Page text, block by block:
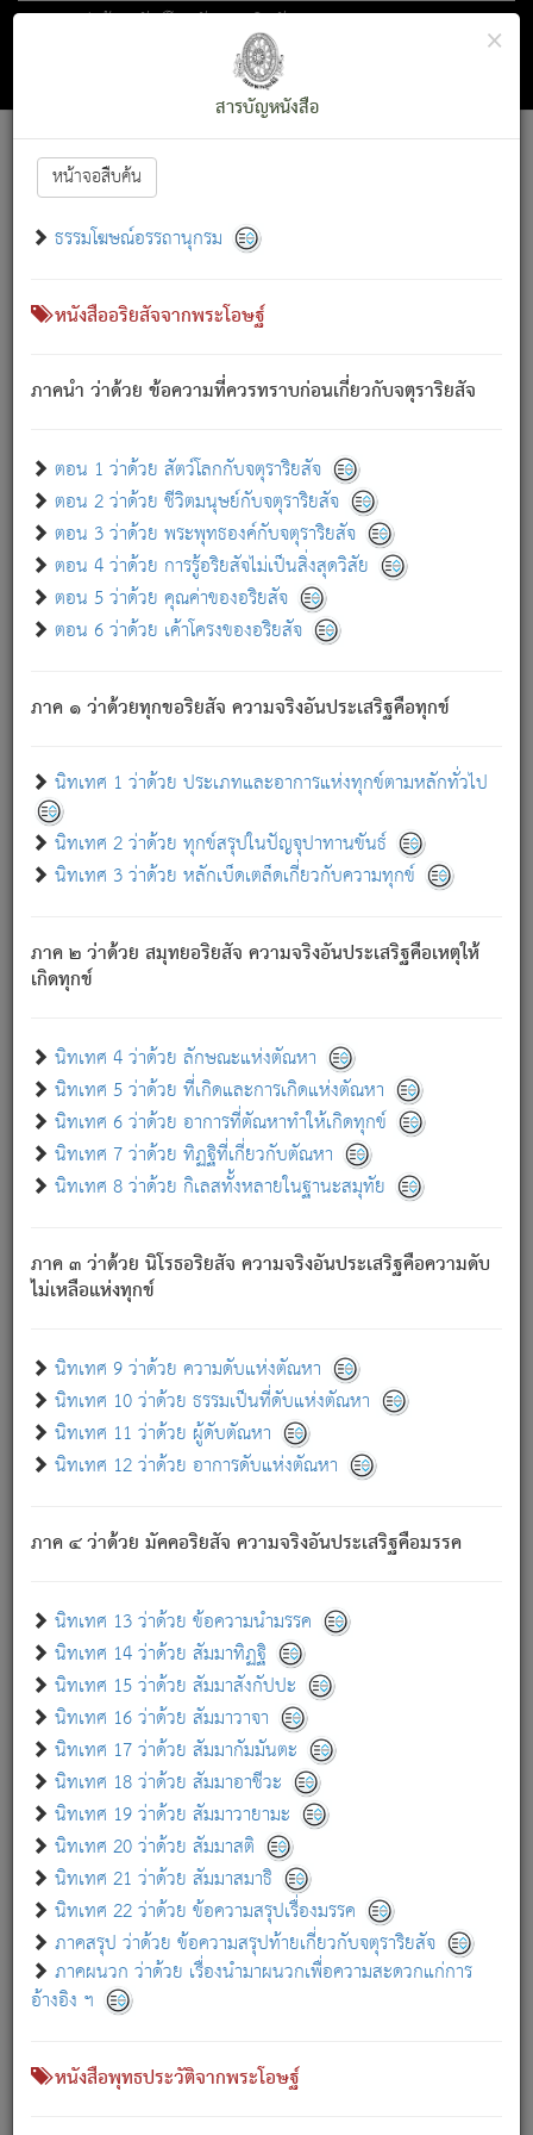
ตอน 1 ว่าด้วย สัตว์โลกกับจตุราริยสัจ
สารบัญ×
สารบัญหนังสือ
หน้าจอสืบค้น
ธรรมโฆษณ์อรรถานุกรม
หนังสืออริยสัจจากพระโอษฐ์
ภาคนำ ว่าด้วย ข้อความที่ควรทราบก่อนเกี่ยวกับจตุราริยสัจ
ตอน 1 ว่าด้วย สัตว์โลกกับจตุราริยสัจ
ตอน 2 ว่าด้วย ชีวิตมนุษย์กับจตุราริยสัจ
ตอน 3 ว่าด้วย พระพุทธองค์กับจตุราริยสัจ
ตอน 4 ว่าด้วย การรู้อริยสัจไม่เป็นสิ่งสุดวิสัย
ตอน 5 ว่าด้วย คุณค่าของอริยสัจ
ตอน 6 ว่าด้วย เค้าโครงของอริยสัจ
ภาค ๑ ว่าด้วยทุกขอริยสัจ ความจริงอันประเสริฐคือทุกข์
นิทเทศ 1 ว่าด้วย ประเภทและอาการแห่งทุกข์ตามหลักทั่วไป
นิทเทศ 2 ว่าด้วย ทุกข์สรุปในปัญจุปาทานขันธ์
นิทเทศ 3 ว่าด้วย หลักเบ็ดเตล็ดเกี่ยวกับความทุกข์
ภาค ๒ ว่าด้วย สมุทยอริยสัจ ความจริงอันประเสริฐคือเหตุให้
เกิดทุกข์
นิทเทศ 4 ว่าด้วย ลักษณะแห่งตัณหา
นิทเทศ 5 ว่าด้วย ที่เกิดและการเกิดแห่งตัณหา
นิทเทศ 6 ว่าด้วย อาการที่ตัณหาทำให้เกิดทุกข์
นิทเทศ 7 ว่าด้วย ทิฏฐิที่เกี่ยวกับตัณหา
นิทเทศ 8 ว่าด้วย กิเลสทั้งหลายในฐานะสมุทัย
ภาค ๓ ว่าด้วย นิโรธอริยสัจ ความจริงอันประเสริฐคือความดับ
ไม่เหลือแห่งทุกข์
นิทเทศ 9 ว่าด้วย ความดับแห่งตัณหา
นิทเทศ 10 ว่าด้วย ธรรมเป็นที่ดับแห่งตัณหา
นิทเทศ 11 ว่าด้วย ผู้ดับตัณหา
นิทเทศ 12 ว่าด้วย อาการดับแห่งตัณหา
ภาค ๔ ว่าด้วย มัคคอริยสัจ ความจริงอันประเสริฐคือมรรค
นิทเทศ 13 ว่าด้วย ข้อความนำมรรค
นิทเทศ 14 ว่าด้วย สัมมาทิฏฐิ
นิทเทศ 15 ว่าด้วย สัมมาสังกัปปะ
นิทเทศ 16 ว่าด้วย สัมมาวาจา
นิทเทศ 17 ว่าด้วย สัมมากัมมันตะ
นิทเทศ 18 ว่าด้วย สัมมาอาชีวะ
นิทเทศ 19 ว่าด้วย สัมมาวายามะ
นิทเทศ 20 ว่าด้วย สัมมาสติ
นิทเทศ 21 ว่าด้วย สัมมาสมาธิ
นิทเทศ 22 ว่าด้วย ข้อความสรุปเรื่องมรรค
ภาคสรุป ว่าด้วย ข้อความสรุปท้ายเกี่ยวกับจตุราริยสัจ
ภาคผนวก ว่าด้วย เรื่องนำมาผนวกเพื่อความสะดวกแก่การ
อ้างอิง ฯ
หนังสือพุทธประวัติจากพระโอษฐ์
Font :15 ]||
สัตว์โลกนี้ เกิดความเดือดร้อนแล้ว มีผัสสะบังหน้า
เขาสำคัญสิ่งใด โดยความเป็นประการใด แต่สิ่งนั้นย่อมเป็น
(ตามที่เป็นจริง) โดยประการอื่นจากที่เขาสำคัญนั้น
สัตว์โลกติดข้องอยู่ในภพ ถูกภพบังหน้าแล้ว มีภพโดยความ
เป็นอย่างอื่น (จากที่มันเป็นอยู่จริง) จึงได้เพลิดเพลินยิ่งนักในภพ
เขาเพลิดเพลินยิ่งนักในสิ่งใด สิ่งนั้นเป็นภัย (ที่เขาไม่รู้จัก)
เขากลัวต่อสิ่งใดสิ่งนั้นเป็นทุกข์
พรหมจรรย์นี้ อันบุคคลย่อมประพฤติ ก็เพื่อการละขาดซึ่ง
ภพ.
สมณะหรือพราหมณ์เหล่าใด กล่าวความหลุดพ้นจากภพว่า
มีได้เพราะภพ เรากล่าวว่า สมณะหรือพราหมณ์ทั้งปวงนั้น
มิใช่ผู้หลดพ้นจากภพ.
ภพ ว่ามีได้เพราะวิภพ[2]: เรากล่าวว่า สมณะหรือพราหมณ์ทั้ง
ปวงนั้น ก็ยังสลัดภพออกไปไม่ได้.
ก็ทุกข์นี้มีขึ้น เพราะอาศัยซึ่งอุปธิทั้งปวง.
เพราะความสิ้นไปแห่งอุปาทานทั้งปวง ความเกิดขึ้นแห่ง
ทุกข์จึงไม่มี.
ท่านจงดูโลกนี้เถิด (จะเห็นว่า) สัตว์ทั้งหลายอันอวิชาหนา
แน่นบังหนาแล้ว; และว่า สัตว์ผู้ยินดีในภพอันเป็นแล้วนั้น ย่อม
อันเป็นไปในที่หรือเวลาทั้งปวง[3]เพื่อความมีแห่งประโยชน์โดย
ประการทั้งปวง; ภพทั้งหลายทั้งหมดนั้น ไม่เที่ยง เป็นทุกข์ มี
ความแปรปรวนเป็นธรรมดา.
อย่างนี้อยู่; เขาย่อมละภวตัณหาได้ และไม่เพลิดเพลินวิภวตัณหา
ด้วย.
ความดับเพราะความสำรอกไม่เหลือ (แห่งภพทั้งหลาย)
เพราะความสิ้นไปแห่งตัณหาโดยประการทั้งปวง นั้นคือ
นิพพาน.
ภพใหม่ย่อมไม่มีแก่ภิกษุนั้น ผู้ดับเย็นสนิทแล้ว เพราะไม่มี
ภิกษุนั้น เป็นผู้ครอบงำมารได้แล้ว ชนะสงครามแล้ว ก้าวล่วง
ภพทั้งหลายทั้งปวงได้แล้ว เป็นผู้คงที่ (คือไม่เปลี่ยนแปลงอีกต่อ
- อุ.ขุ. ๒๕/๑๒๑/๘๔.
(ข้อความนี้ เป็นพระพุทธอุทานที่ทรงเปล่งออก ที่โคนต้นโพธิ์
เป็นที่ตรัสรู้ เมื่อตรัสรู้แล้วได้ 7 วัน)
เกี่ยวกับธรรมโฆษณ์ออนไลน์ (Disclaimer)
แม้ระบบ "ธรรมโฆษณ์ออนไลน์" พยายามปรับปรุงข้อมูลให้ถูกต้องมากที่สุด
ผู้ศึกษาก็พึงตรวจสอบกับตัวเล่มหนังสือต้นฉบับ ที่มีการพิมพ์ครั้งล่าสุด
ก่อนนำข้อมูลไปใช้ในการอ้างอิง"
เกี่ยวกับอัตถจารี|เกี่ยวกับการพัฒนา|แจ้งข้อผิดพลาด / แนะนำ
หนังสือที่เกี่ยวข้อง